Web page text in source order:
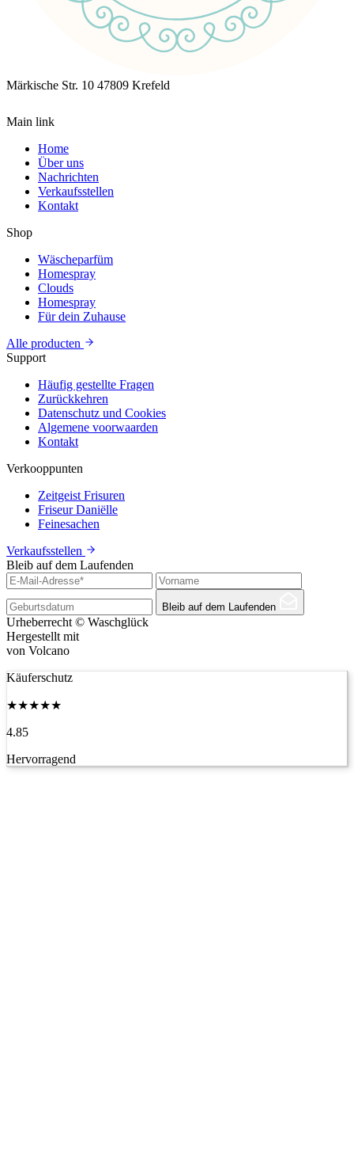
Märkische Str. 10 47809 Krefeld
Main link
Home
Über uns
Nachrichten
Verkaufsstellen
Kontakt
Shop
Wäscheparfüm
Homespray
Clouds
Homespray
Für dein Zuhause
Alle producten
Support
Häufig gestellte Fragen
Zurückkehren
Datenschutz und Cookies
Algemene voorwaarden
Kontakt
Verkooppunten
Zeitgeist Frisuren
Friseur Daniëlle
Feinesachen
Verkaufsstellen
Bleib auf dem Laufenden
Bleib auf dem Laufenden
Urheberrecht © Waschglück
Hergestellt mit
von Volcano
Käuferschutz
★★★★★
4.85
Hervorragend